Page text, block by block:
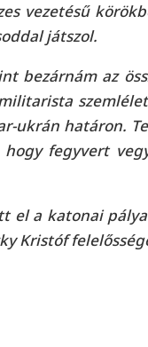
vezetésű
játszol.
bezárnám az
ukrán határon.
fegyvert
a katonai
Kristóf